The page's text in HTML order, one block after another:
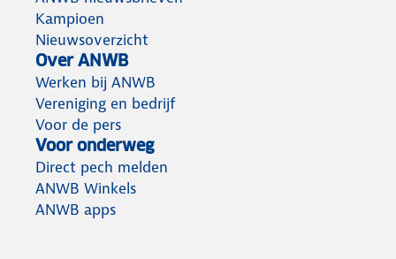
Kampioen
Nieuwsoverzicht
Over ANWB
Werken bij ANWB
Vereniging en bedrijf
Voor de pers
Voor onderweg
Direct pech melden
ANWB Winkels
ANWB apps